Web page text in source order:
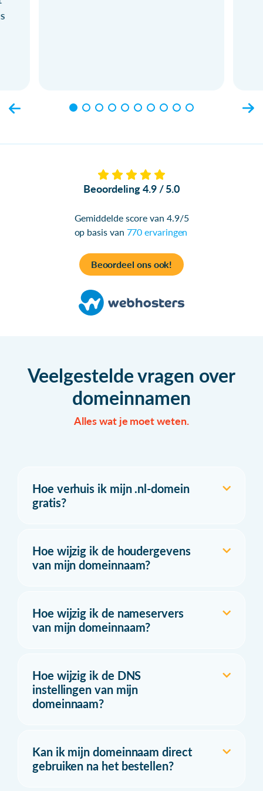
Beoordeling 4.9 / 5.0
Gemiddelde score van 4.9/5
op basis van 770 ervaringen
Beoordeel ons ook!
Veelgestelde vragen over
domeinnamen
Alles wat je moet weten.
Hoe verhuis ik mijn .nl-domein
gratis?
Hoe wijzig ik de houdergevens
van mijn domeinnaam?
Hoe wijzig ik de nameservers
van mijn domeinnaam?
Hoe wijzig ik de DNS
instellingen van mijn
domeinnaam?
Kan ik mijn domeinnaam direct
gebruiken na het bestellen?